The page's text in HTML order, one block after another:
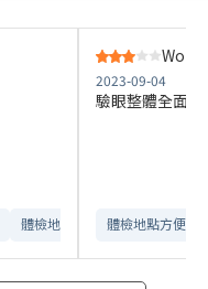
體檢地點方便 可比較不同檢
2023-09-04
驗眼整體全面
體檢地點方便